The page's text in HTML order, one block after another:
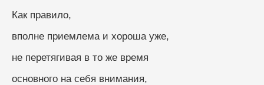
Как правило,
вполне приемлема и хороша уже,
не перетягивая в то же время
основного на себя внимания,